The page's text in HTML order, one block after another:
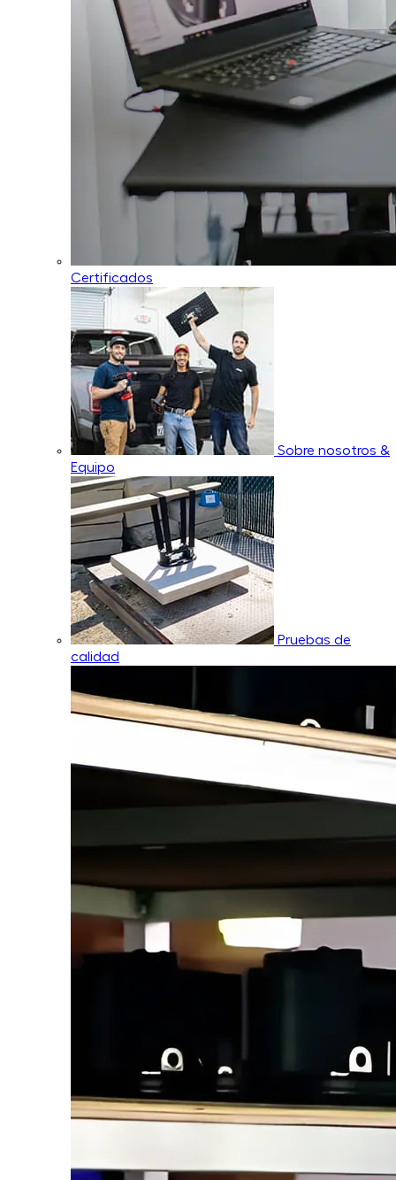
Certificados
Sobre nosotros &
Equipo
Pruebas de
calidad